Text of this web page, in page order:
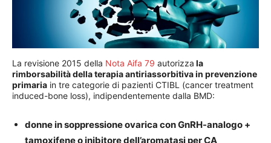
La revisione 2015 della Nota Aifa 79 autorizza la
rimborsabilità della terapia antiriassorbitiva in prevenzione
primaria in tre categorie di pazienti CTIBL (cancer treatment
induced-bone loss), indipendentemente dalla BMD:
donne in soppressione ovarica con GnRH-analogo +
tamoxifene o inibitore dell’aromatasi per CA